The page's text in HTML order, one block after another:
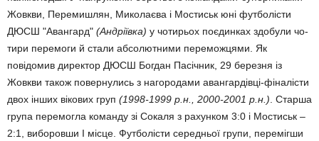
Жовкви, Перемишлян, Миколаєва і Мостиськ юні футболісти
ДЮСШ "Аван­гард" (Андріївка) у чотирьох поєдинках здобули чо­
тири перемоги й стали абсо­лютними пере­мож­цями. Як
повідомив директор ДЮСШ Богдан Па­січник, 29 бе­резня із
Жовкви також по­вернулись з на­городами аван­гардівці-фіналісти
двох інших вікових груп (1998-1999 р.н., 2000-2001 р.н.) . Старша
група перемогла команду зі Сокаля з ра­хун­ком 3:0 і Мостиськ –
2:1, вибо­ровши І місце. Фут­болісти середньої групи, пе­ремігши